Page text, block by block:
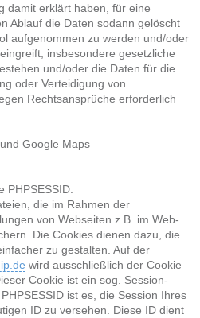
damit erklärt haben, für eine
Ablauf die Daten sodann gelöscht
aufgenommen zu werden und/oder
insbesondere gesetzliche
und/oder die Daten für die
oder Verteidigung von
Rechtsansprüche erforderlich
Google Maps
PHPSESSID.
die im Rahmen der
von Webseiten z.B. im Web-
Die Cookies dienen dazu, die
zu gestalten. Auf der
wird ausschließlich der Cookie
Cookie ist ein sog. Session-
ist es, die Session Ihres
ID zu versehen. Diese ID dient